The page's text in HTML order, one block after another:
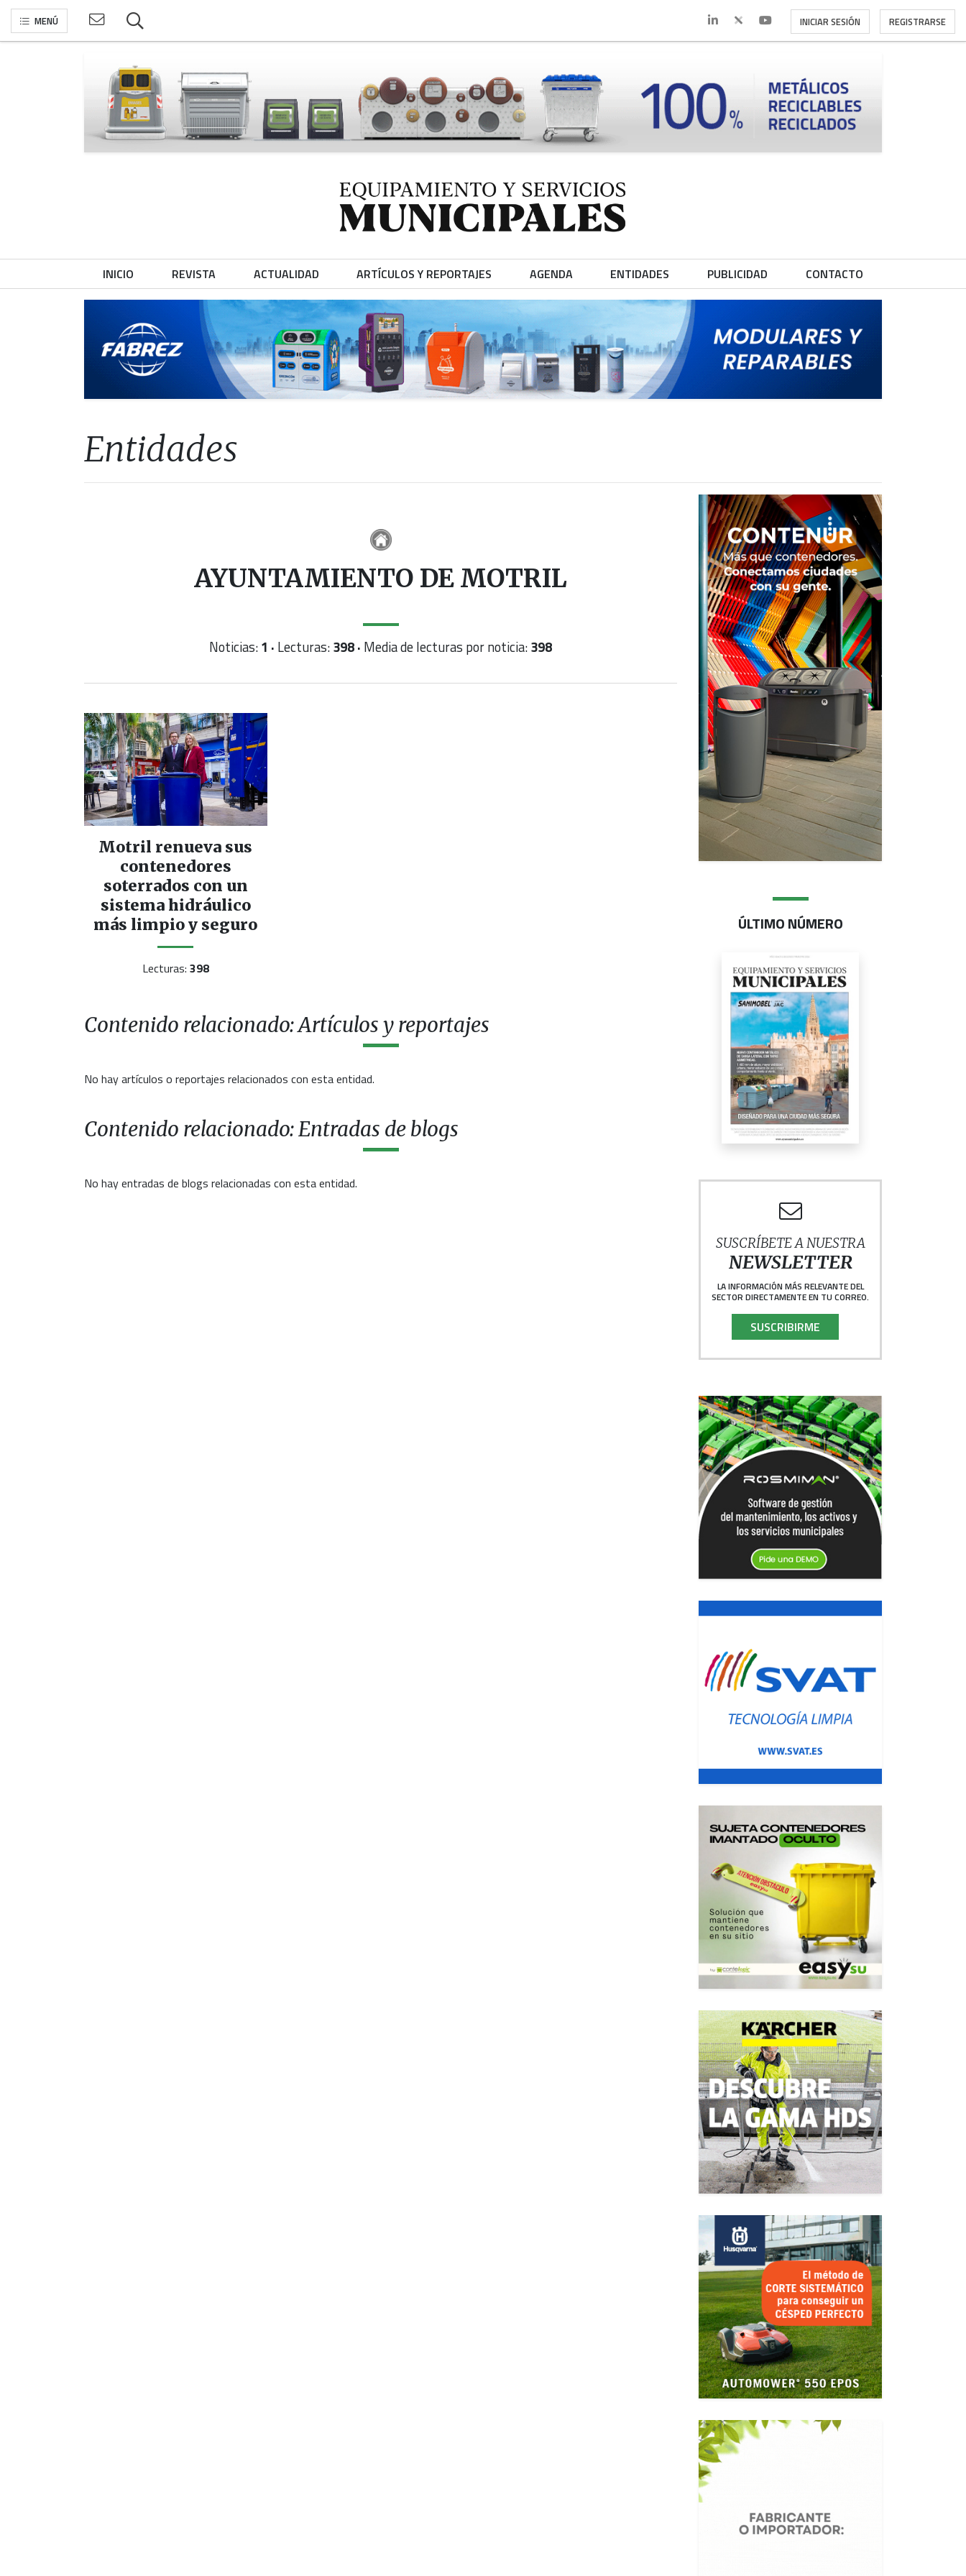
MENÚ INICIAR SESIÓN REGISTRARSE
INICIO REVISTA ACTUALIDAD ARTÍCULOS Y REPORTAJES AGENDA ENTIDADES PUBLICIDAD CONTACTO
Entidades
AYUNTAMIENTO DE MOTRIL
Noticias:1 · Lecturas:398 · Media de lecturas por noticia:398
Motril renueva sus
contenedores
soterrados con un
sistema hidráulico
más limpio y seguro
Lecturas: 398
Contenido relacionado: Artículos y reportajes
No hay artículos o reportajes relacionados con esta entidad.
Contenido relacionado: Entradas de blogs
No hay entradas de blogs relacionadas con esta entidad.
ÚLTIMO NÚMERO
SUSCRÍBETE A NUESTRA
NEWSLETTER
LA INFORMACIÓN MÁS RELEVANTE DEL
SECTOR DIRECTAMENTE EN TU CORREO.
SUSCRIBIRME